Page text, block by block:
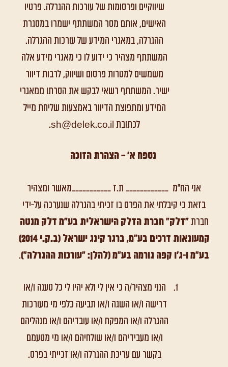
שיווקיים ופרסומות של עורכות ההגרלה. פרטיו
האישים, אותם מסר המשתתף ישמרו במסגרת
ההגרלה, במאגרי המידע של עורכות ההגרלה.
המשתתף מצהיר כי ידוע לו כי מאגרי מידע אלה
משמשים למטרות פרסום ושיווק, לרבות דיוור
ישיר. המשתתף רשאי לבקש את הסרתו ממאגרי
המידע ומתפוצת הדיוור באמצעות שליחת מייל
לכתובת sh@delek.co.il.
נספח א' – הצהרת הזוכה
אני הח"מ ____________ ת.ז ___________מאשר ומצהיר
בזאת כי קיבלתי את הפרס בו זכיתי בהגרלה שנערכה על-ידי
חברת"דלק" חברת הדלק הישראלית בע"מ דלק מנטה
קמעונאות דרכים בע"מ, ברגר קינג ישראל (ב.ק.י 2014)
בע"מ ו-ג'ו קפה גורמה בע"מ (להלן: "עורכות ההגרלה").
הנני מצהיר/ה כי אין לי ולא יהיו לי כל טענה ו/או
דרישה ו/או השגה ו/או תביעה כלפי מי מעורכות
ההגרלה ו/או המפקח ו/או עובדיהם ו/או מנהליהם
ו/או מעבידיהם ו/או שולחיהם ו/או מי מטעמם
בקשר עם עריכת ההגרלה ו/או זכייתי בפרס.